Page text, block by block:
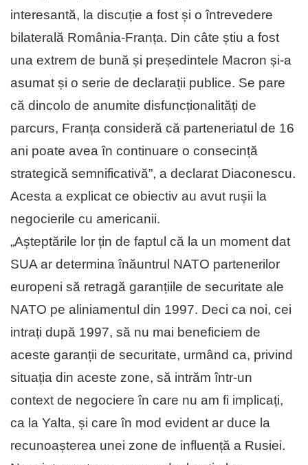
interesantă, la discuție a fost și o întrevedere
bilaterală România-Franța. Din câte știu a fost
una extrem de bună și președintele Macron și-a
asumat și o serie de declarații publice. Se pare
că dincolo de anumite disfuncționalități de
parcurs, Franța consideră că parteneriatul de 16
ani poate avea în continuare o consecință
strategică semnificativă”, a declarat Diaconescu.
Acesta a explicat ce obiectiv au avut rușii la
negocierile cu americanii.
„Așteptările lor țin de faptul că la un moment dat
SUA ar determina înăuntrul NATO partenerilor
europeni să retragă garanțiile de securitate ale
NATO pe aliniamentul din 1997. Deci ca noi, cei
intrați după 1997, să nu mai beneficiem de
aceste garanții de securitate, urmând ca, privind
situația din aceste zone, să intrăm într-un
context de negociere în care nu am fi implicați,
ca la Yalta, și care în mod evident ar duce la
recunoașterea unei zone de influență a Rusiei.